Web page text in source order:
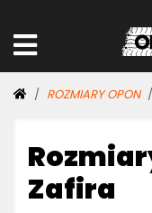
ROZMIARY OPON
Zafira